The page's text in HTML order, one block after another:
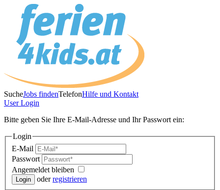
SucheJobs findenTelefonHilfe und Kontakt
UserLogin
Bitte geben Sie Ihre E-Mail-Adresse und Ihr Passwort ein:
Login
E-Mail
Passwort
Angemeldet bleiben
oderregistrieren